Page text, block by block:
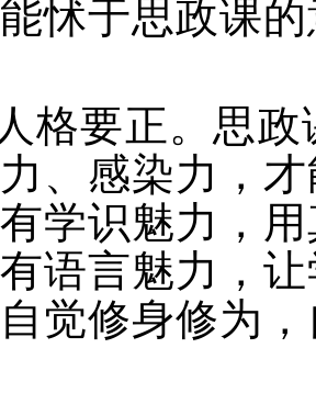
怵于思政课
格要正。思
、感染力，
学识魅力，
语言魅力，
觉修身修为